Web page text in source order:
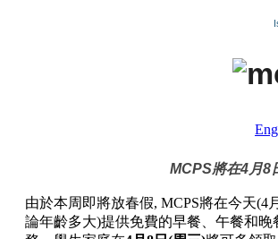
MCPS將在4月8
由於本周即將放春假, MCPS將在今天(4
論年齡多大)提供免費的早餐、午餐和